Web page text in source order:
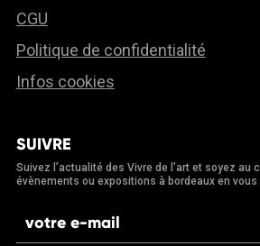
CGU
Politique de confidentialité
Infos cookies
SUIVRE
Suivez l’actualité des Vivre de l’art et soyez au
évènements ou expositions à bordeaux en vous